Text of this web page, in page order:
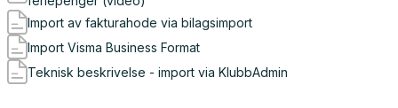
Import av fakturahode via bilagsimport
Import Visma Business Format
Teknisk beskrivelse - import via KlubbAdmin